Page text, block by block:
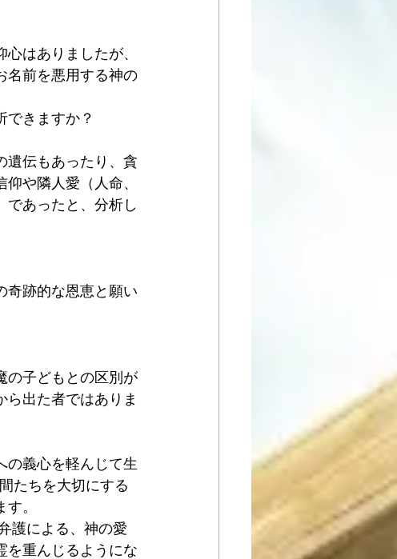
はありましたが、
名前を悪用する神の
きますか？
遺伝もあったり、貪
や隣人愛（人命、
であったと、分析し
奇跡的な恩恵と願い
の子どもとの区別が
出た者ではありま
の義心を軽んじて生
たちを大切にする
す。
護による、神の愛
を重んじるようにな